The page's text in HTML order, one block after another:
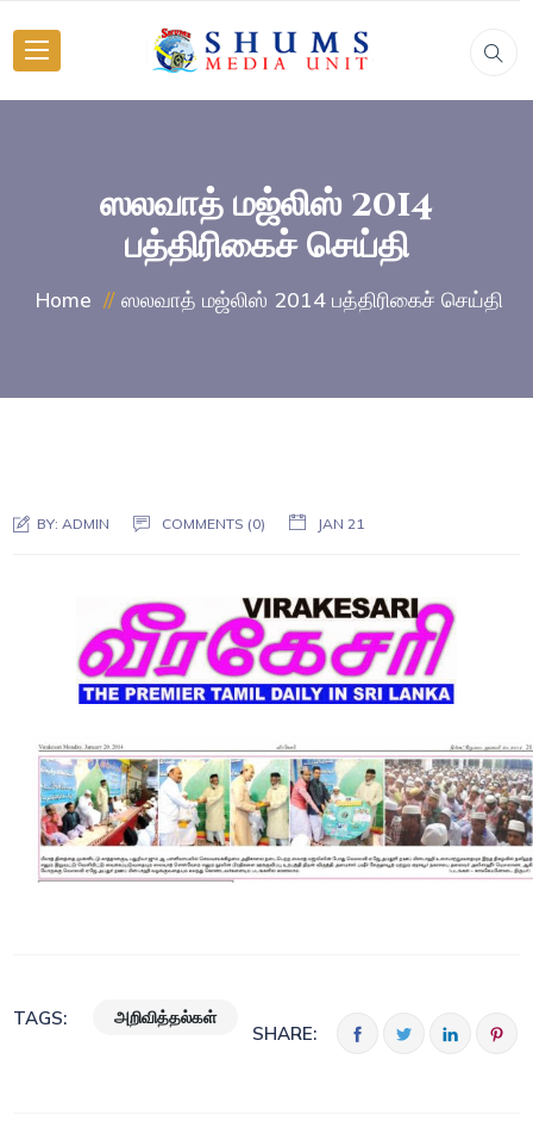
ஸலவாத் மஜ்லிஸ் 2014
பத்திரிகைச் செய்தி
Home ஸலவாத் மஜ்லிஸ் 2014 பத்திரிகைச் செய்தி
BY:ADMIN COMMENTS (0) JAN 21
TAGS: அறிவித்தல்கள்
SHARE: